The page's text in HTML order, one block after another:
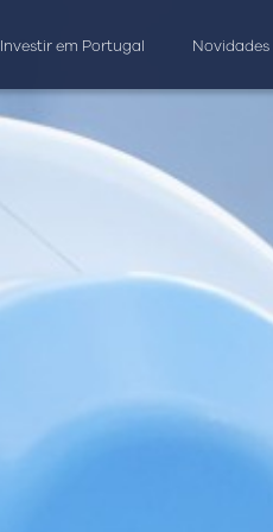
Investir em Portugal Novidades